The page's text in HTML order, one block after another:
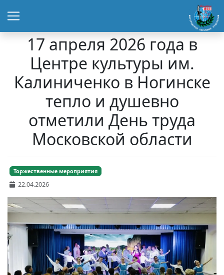
17 апреля 2026 года в
Центре культуры им.
Калиниченко в Ногинске
тепло и душевно
отметили День труда
Московской области
Торжественные мероприятия
22.04.2026